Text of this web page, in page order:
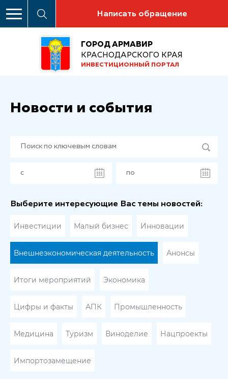
Написать обращение
ГОРОД АРМАВИР
КРАСНОДАРСКОГО КРАЯ
ИНВЕСТИЦИОННЫЙ ПОРТАЛ
Новости и события
Выберите интересующие Вас темы новостей:
Инвестиции Малый бизнес Инновации
Внешнеэкономическая деятельность Анонсы
Итоги мероприятий Экономика
Цифры и факты АПК Промышленность
Медицина Туризм Виноделие Нацпроекты
Импортозамещение